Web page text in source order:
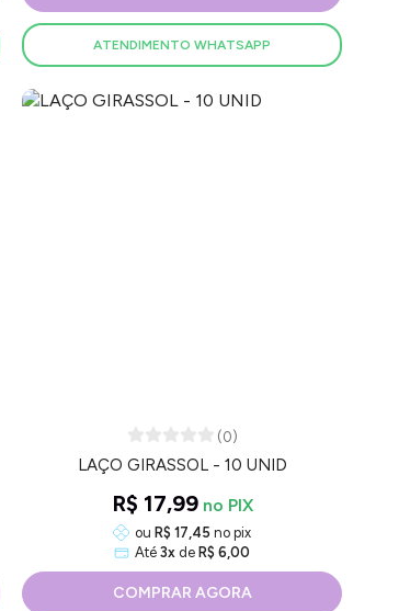
ATENDIMENTO WHATSAPP
(0)
LAÇO GIRASSOL - 10 UNID
R$ 17,99
ou R$ 17,45 no pix
Até3x de R$ 6,00
COMPRAR AGORA